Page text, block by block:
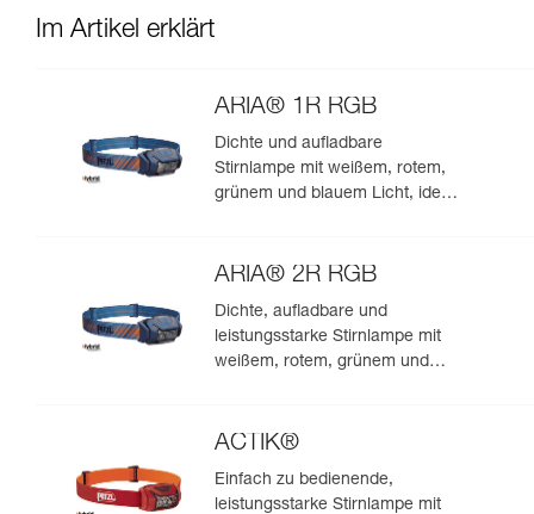
Im Artikel erklärt
ARIA® 1R RGB
Dichte und aufladbare
Stirnlampe mit weißem, rotem,
grünem und blauem Licht, ideal
ARIA® 2R RGB
Dichte, aufladbare und
leistungsstarke Stirnlampe mit
weißem, rotem, grünem und
625 Lumen
ACTIK®
Einfach zu bedienende,
leistungsstarke Stirnlampe mit